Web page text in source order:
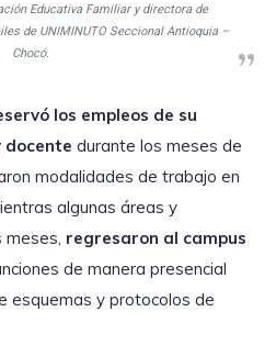
Educativa Familiar y directora de
de UNIMINUTO Seccional Antioquia –
Chocó.
los empleos de su
durante los meses de
modalidades de trabajo en
algunas áreas y
regresaron al campus
de manera presencial
esquemas y protocolos de